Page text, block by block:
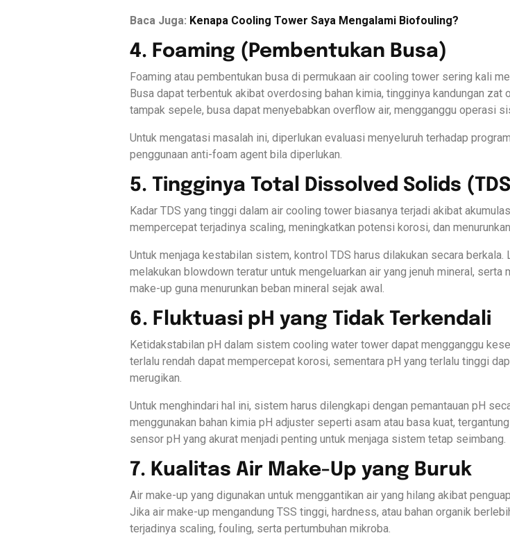
Baca Juga: Kenapa Cooling Tower Saya Mengalami Biofouling?
4. Foaming (Pembentukan Busa)
Foaming atau pembentukan busa di permukaan air cooling tower sering kali
Busa dapat terbentuk akibat overdosing bahan kimia, tingginya kandungan
tampak sepele, busa dapat menyebabkan overflow air, mengganggu operasi
Untuk mengatasi masalah ini, diperlukan evaluasi menyeluruh terhadap
penggunaan anti-foam agent bila diperlukan.
5. Tingginya Total Dissolved Solids
Kadar TDS yang tinggi dalam air cooling tower biasanya terjadi akibat
mempercepat terjadinya scaling, meningkatkan potensi korosi, dan
Untuk menjaga kestabilan sistem, kontrol TDS harus dilakukan secara berkala.
melakukan blowdown teratur untuk mengeluarkan air yang jenuh mineral,
make-up guna menurunkan beban mineral sejak awal.
6. Fluktuasi pH yang Tidak Terkendali
Ketidakstabilan pH dalam sistem cooling water tower dapat mengganggu
terlalu rendah dapat mempercepat korosi, sementara pH yang terlalu tinggi
merugikan.
Untuk menghindari hal ini, sistem harus dilengkapi dengan pemantauan pH
menggunakan bahan kimia pH adjuster seperti asam atau basa kuat,
sensor pH yang akurat menjadi penting untuk menjaga sistem tetap seimbang.
7. Kualitas Air Make-Up yang Buruk
Air make-up yang digunakan untuk menggantikan air yang hilang akibat
Jika air make-up mengandung TSS tinggi, hardness, atau bahan organik
terjadinya scaling, fouling, serta pertumbuhan mikroba.